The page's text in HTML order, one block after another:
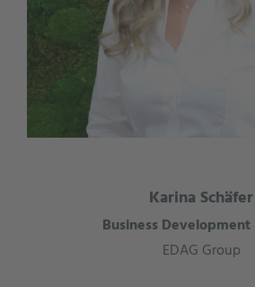
Karina Schäfer
Business Development
EDAG Group